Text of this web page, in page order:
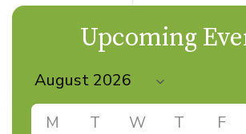
Upcoming
M T W T F